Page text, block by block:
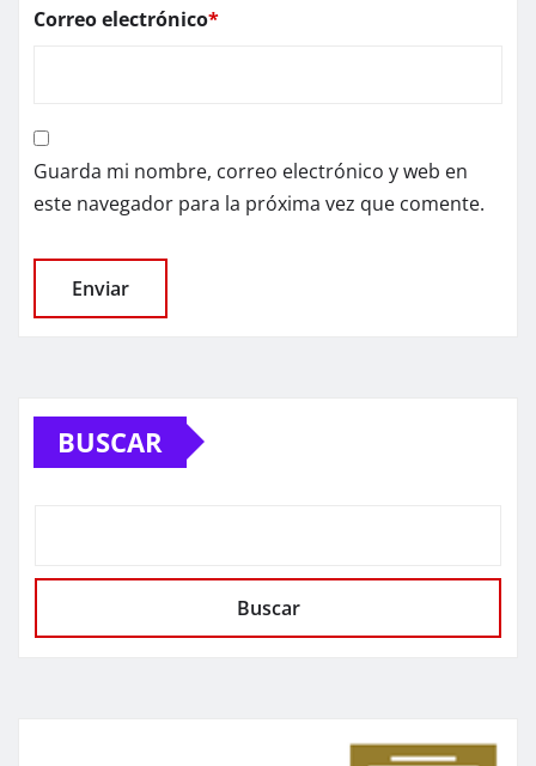
Correo electrónico*
Guarda mi nombre, correo electrónico y web en
este navegador para la próxima vez que comente.
BUSCAR
Buscar